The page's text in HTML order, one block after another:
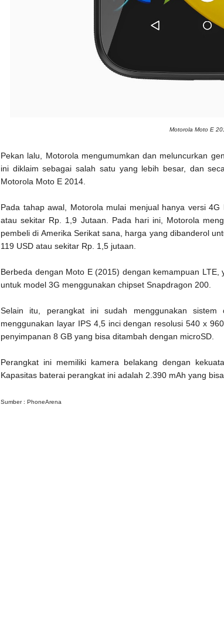
Motorola Moto E
Pekan lalu, Motorola mengumumkan dan meluncurkan
ini diklaim sebagai salah satu yang lebih besar, dan
Motorola Moto E 2014.
Pada tahap awal, Motorola mulai menjual hanya versi
atau sekitar Rp. 1,9 Jutaan. Pada hari ini, Motorola
pembeli di Amerika Serikat sana, harga yang dibanderol
119 USD atau sekitar Rp. 1,5 jutaan.
Berbeda dengan Moto E (2015) dengan kemampuan
untuk model 3G menggunakan chipset Snapdragon 200.
Selain itu, perangkat ini sudah menggunakan
menggunakan layar IPS 4,5 inci dengan resolusi 540 x
penyimpanan 8 GB yang bisa ditambah dengan microSD.
Perangkat ini memiliki kamera belakang dengan
Kapasitas baterai perangkat ini adalah 2.390 mAh yang
Sumber : PhoneArena